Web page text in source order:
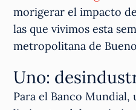
morigerar el impacto
las que vivimos esta
metropolitana de
Uno:
Para el Banco Mundial,